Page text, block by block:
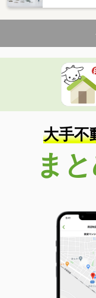
大手不
ま